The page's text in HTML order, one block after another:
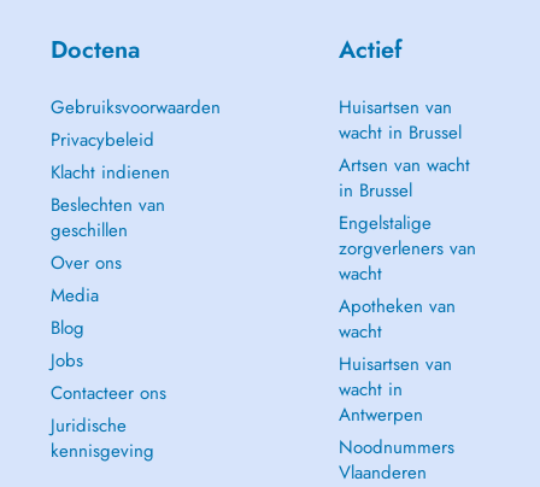
Doctena
Gebruiksvoorwaarden
Privacybeleid
Klacht indienen
Beslechten van
geschillen
Over ons
Media
Blog
Jobs
Contacteer ons
Juridische
kennisgeving
Actief
Huisartsen van
wacht in Brussel
Artsen van wacht
in Brussel
Engelstalige
zorgverleners van
wacht
Apotheken van
wacht
Huisartsen van
wacht in
Antwerpen
Noodnummers
Vlaanderen